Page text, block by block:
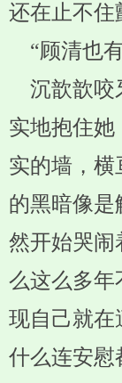
还在止不住
“顾清也
沉歆歆咬
实地抱住她
实的墙，横
的黑暗像是
然开始哭闹
么这么多年
现自己就在
什么连安慰